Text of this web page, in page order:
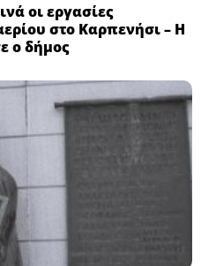
οι εργασίες
στο Καρπενήσι – Η
ο δήμος